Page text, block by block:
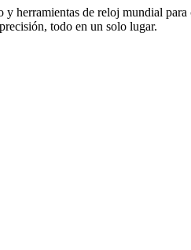
herramientas de reloj mundial
todo en un solo lugar.